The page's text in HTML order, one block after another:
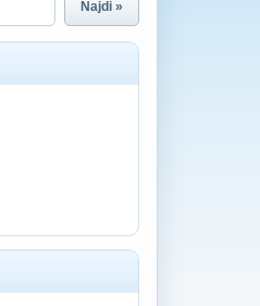
Najdi »